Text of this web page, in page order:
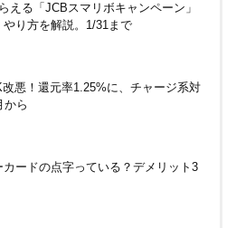
キャンペーン！50%還元、登録、紹
など！条件まとめ
ードチャージすると5%還元に！
える「JCBスマリボキャンペーン」
り方を解説。1/31まで
悪！還元率1.25%に、チャージ系対
から
カードの点字っている？デメリット3